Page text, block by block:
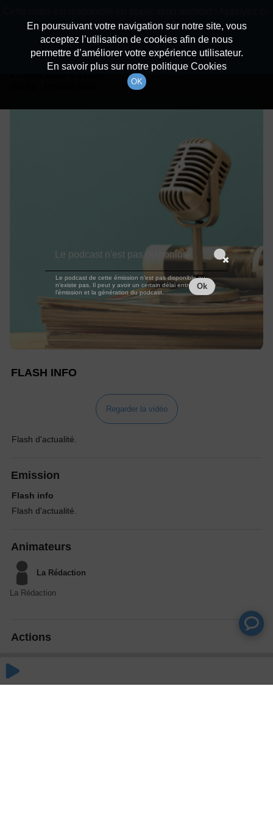
Détails De L'épisode
à 11h59
FLASH INFO
Regarder la vidéo
Flash d'actualité.
Emission
Flash info
Flash d'actualité.
Animateurs
La Rédaction
La Rédaction
Actions
En poursuivant votre navigation sur notre site, vous
acceptez l’utilisation de cookies afin de nous
permettre d’améliorer votre expérience utilisateur.
En savoir plus sur notre politique Cookies
OK
dessous pour l'installer.
Non merci Télécharger l'application
Le podcast n'est pas disponible
Le podcast de cette émission n'est pas disponible ou
n'existe pas. Il peut y avoir un certain délai entre la fin de
l'émission et la génération du podcast.
Ok